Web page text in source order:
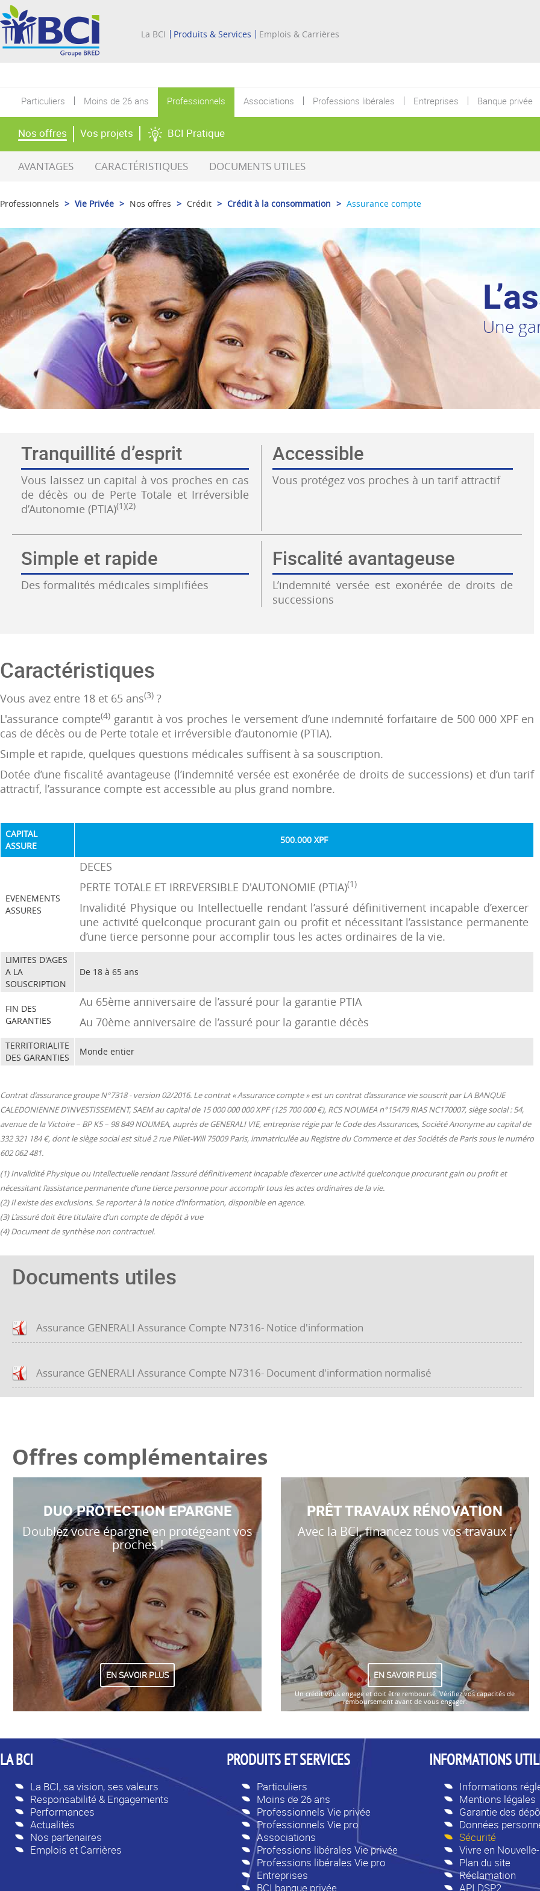
La BCI Produits & Services Emplois & Carrières
Particuliers Moins de 26 ans Professionnels Associations Professions libérales Entreprises Banque privée
Nos offres Vos projets BCI Pratique
AVANTAGES CARACTÉRISTIQUES DOCUMENTS UTILES
Professionnels > Vie Privée > Nos offres > Crédit > Crédit à la consommation > Assurance compte
Une
Tranquillité d’esprit
Vous laissez un capital à vos proches en cas
de décès ou de Perte Totale et Irréversible
d’Autonomie (PTIA)(1)(2)
Accessible
Vous protégez vos proches à un tarif attractif
Simple et rapide
Des formalités médicales simplifiées
Fiscalité avantageuse
L’indemnité versée est exonérée de droits de
successions
Caractéristiques
Vous avez entre 18 et 65 ans(3) ?
L'assurance compte(4)garantit à vos proches le versement d’une indemnité forfaitaire de 500 000 XPF en
cas de décès ou de Perte totale et irréversible d’autonomie (PTIA).
Simple et rapide, quelques questions médicales suffisent à sa souscription.
Dotée d’une fiscalité avantageuse (l’indemnité versée est exonérée de droits de successions) et d’un tarif
attractif, l’assurance compte est accessible au plus grand nombre.
CAPITAL
ASSURE
500.000 XPF
EVENEMENTS
ASSURES
DECES
PERTE TOTALE ET IRREVERSIBLE D'AUTONOMIE (PTIA)(1)
Invalidité Physique ou Intellectuelle rendant l’assuré définitivement incapable d’exercer
une activité quelconque procurant gain ou profit et nécessitant l’assistance permanente
d’une tierce personne pour accomplir tous les actes ordinaires de la vie.
LIMITES D'AGES
A LA
SOUSCRIPTION
De 18 à 65 ans
FIN DES
GARANTIES
Au 65ème anniversaire de l’assuré pour la garantie PTIA
Au 70ème anniversaire de l’assuré pour la garantie décès
TERRITORIALITE
DES GARANTIES
Monde entier
Contrat d’assurance groupe N°7318 - version 02/2016. Le contrat « Assurance compte » est un contrat d’assurance vie souscrit par LA BANQUE
CALEDONIENNE D’INVESTISSEMENT, SAEM au capital de 15 000 000 000 XPF (125 700 000 €), RCS NOUMEA n°15479 RIAS NC170007, siège social : 54,
avenue de la Victoire – BP K5 – 98 849 NOUMEA, auprès de GENERALI VIE, entreprise régie par le Code des Assurances, Société Anonyme au capital de
332 321 184 €, dont le siège social est situé 2 rue Pillet-Will 75009 Paris, immatriculée au Registre du Commerce et des Sociétés de Paris sous le numéro
602 062 481.
(1) Invalidité Physique ou Intellectuelle rendant l’assuré définitivement incapable d’exercer une activité quelconque procurant gain ou profit et
nécessitant l’assistance permanente d’une tierce personne pour accomplir tous les actes ordinaires de la vie.
(2) Il existe des exclusions. Se reporter à la notice d’information, disponible en agence.
(3) L’assuré doit être titulaire d’un compte de dépôt à vue
(4) Document de synthèse non contractuel.
Documents utiles
Assurance GENERALI Assurance Compte N7316- Notice d'information
Assurance GENERALI Assurance Compte N7316- Document d'information normalisé
Offres complémentaires
DUO PROTECTION EPARGNE
Doublez votre épargne en protégeant vos
proches !
EN SAVOIR PLUS
PRÊT TRAVAUX RÉNOVATION
Avec la BCI, financez tous vos travaux !
EN SAVOIR PLUS
Un crédit vous engage et doit être remboursé. Vérifiez vos capacités de
remboursement avant de vous engager.
LA BCI
La BCI, sa vision, ses valeurs
Responsabilité & Engagements
Performances
Actualités
Nos partenaires
Emplois et Carrières
PRODUITS ET SERVICES
Particuliers
Moins de 26 ans
Professionnels Vie privée
Professionnels Vie pro
Associations
Professions libérales Vie privée
Professions libérales Vie pro
Entreprises
BCI banque privée
INFORMATIONS
Informations
Mentions légales
Garantie des
Données
Sécurité
Vivre en
Plan du site
Réclamation
API DSP2